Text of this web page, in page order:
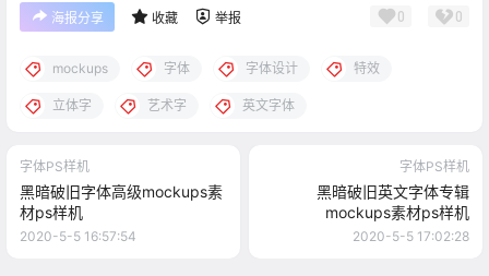
海报分享 收藏 举报 0 0
mockups 字体 字体设计 特效
立体字 艺术字 英文字体
字体PS样机
黑暗破旧字体高级mockups素
材ps样机
2020-5-5 16:57:54
字体PS样机
黑暗破旧英文字体专辑
mockups素材ps样机
2020-5-5 17:02:28